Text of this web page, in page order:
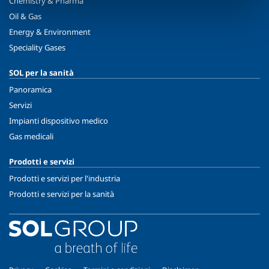
Oil & Gas
Energy & Environment
Speciality Gases
SOL per la sanità
Panoramica
Servizi
Impianti dispositivo medico
Gas medicali
Prodotti e servizi
Prodotti e servizi per l'industria
Prodotti e servizi per la sanità